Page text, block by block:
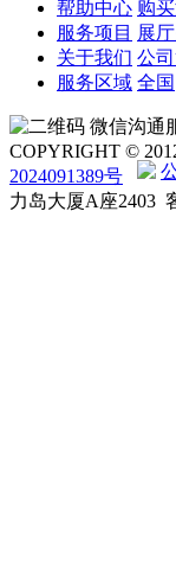
帮助中心 购
服务项目 展
关于我们 公
服务区域 全国
微信沟通
COPYRIGHT ©
2024091389号
力岛大厦A座2403